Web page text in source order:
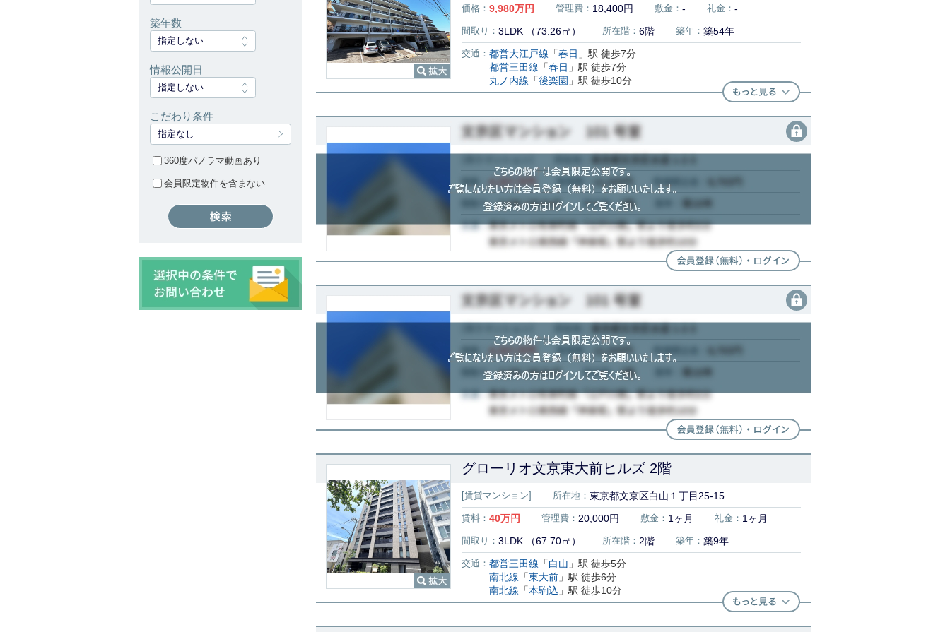
価格： 9,980万円 管理費： 18,400円 敷金： - 礼金： -
間取り： 3LDK （73.26㎡） 所在階： 6階 築年： 築54年
交通： 都営大江戸線 「春日 」駅 徒歩7分
都営三田線 「春日 」駅 徒歩7分
丸ノ内線 「後楽園 」駅 徒歩10分
グローリオ文京東大前ヒルズ 2階
[賃貸マンション] 所在地： 東京都文京区白山１丁目25-15
賃料： 40万円 管理費： 20,000円 敷金： 1ヶ月 礼金： 1ヶ月
間取り： 3LDK （67.70㎡） 所在階： 2階 築年： 築9年
交通： 都営三田線 「白山 」駅 徒歩5分
南北線 「東大前 」駅 徒歩6分
南北線 「本駒込 」駅 徒歩10分
築年数
指定しない
情報公開日
指定しない
こだわり条件
指定なし
360度パノラマ動画あり
会員限定物件を含まない